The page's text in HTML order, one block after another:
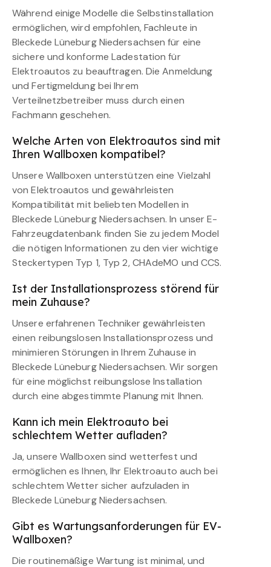
Während einige Modelle die Selbstinstallation
ermöglichen, wird empfohlen, Fachleute in
Bleckede Lüneburg Niedersachsen für eine
sichere und konforme Ladestation für
Elektroautos zu beauftragen. Die Anmeldung
und Fertigmeldung bei Ihrem
Verteilnetzbetreiber muss durch einen
Fachmann geschehen.
Welche Arten von Elektroautos sind mit
Ihren Wallboxen kompatibel?
Unsere Wallboxen unterstützen eine Vielzahl
von Elektroautos und gewährleisten
Kompatibilität mit beliebten Modellen in
Bleckede Lüneburg Niedersachsen. In unser E-
Fahrzeugdatenbank finden Sie zu jedem Model
die nötigen Informationen zu den vier wichtige
Steckertypen Typ 1, Typ 2, CHAdeMO und CCS.
Ist der Installationsprozess störend für
mein Zuhause?
Unsere erfahrenen Techniker gewährleisten
einen reibungslosen Installationsprozess und
minimieren Störungen in Ihrem Zuhause in
Bleckede Lüneburg Niedersachsen. Wir sorgen
für eine möglichst reibungslose Installation
durch eine abgestimmte Planung mit Ihnen.
Kann ich mein Elektroauto bei
schlechtem Wetter aufladen?
Ja, unsere Wallboxen sind wetterfest und
ermöglichen es Ihnen, Ihr Elektroauto auch bei
schlechtem Wetter sicher aufzuladen in
Bleckede Lüneburg Niedersachsen.
Gibt es Wartungsanforderungen für EV-
Wallboxen?
Die routinemäßige Wartung ist minimal, und